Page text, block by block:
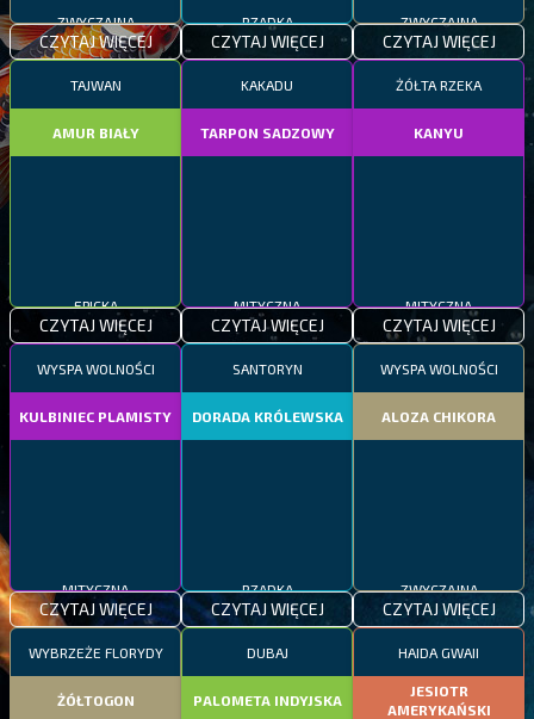
ZWYCZAJNA
CZYTAJ WIĘCEJ
RZADKA
CZYTAJ WIĘCEJ
ZWYCZAJNA
CZYTAJ WIĘCEJ
TAJWAN
AMUR BIAŁY
EPICKA
CZYTAJ WIĘCEJ
KAKADU
TARPON SADZOWY
MITYCZNA
CZYTAJ WIĘCEJ
ŻÓŁTA RZEKA
KANYU
MITYCZNA
CZYTAJ WIĘCEJ
WYSPA WOLNOŚCI
KULBINIEC PLAMISTY
MITYCZNA
CZYTAJ WIĘCEJ
SANTORYN
DORADA KRÓLEWSKA
RZADKA
CZYTAJ WIĘCEJ
WYSPA WOLNOŚCI
ALOZA CHIKORA
ZWYCZAJNA
CZYTAJ WIĘCEJ
WYBRZEŻE FLORYDY
ŻÓŁTOGON
DUBAJ
PALOMETA INDYJSKA
HAIDA GWAII
JESIOTR
AMERYKAŃSKI